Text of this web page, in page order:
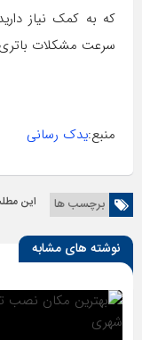
که به کمک نیاز
سرعت مشکلات
منبع:یدک رسانی
برچسب ها این
نوشته های مشابه